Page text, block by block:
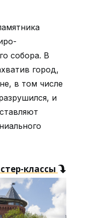
собора. В
город,
в том числе
и
классы